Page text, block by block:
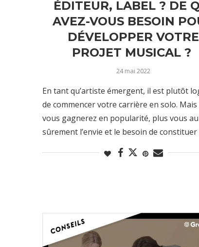
ÉDITEUR, LABEL ? DE
AVEZ-VOUS BESOIN
DÉVELOPPER VOTRE
PROJET MUSICAL ?
24 mai 2022
En tant qu’artiste émergent, il est plutôt
de commencer votre carrière en solo. Mais
vous gagnerez en popularité, plus vous
sûrement l’envie et le besoin de